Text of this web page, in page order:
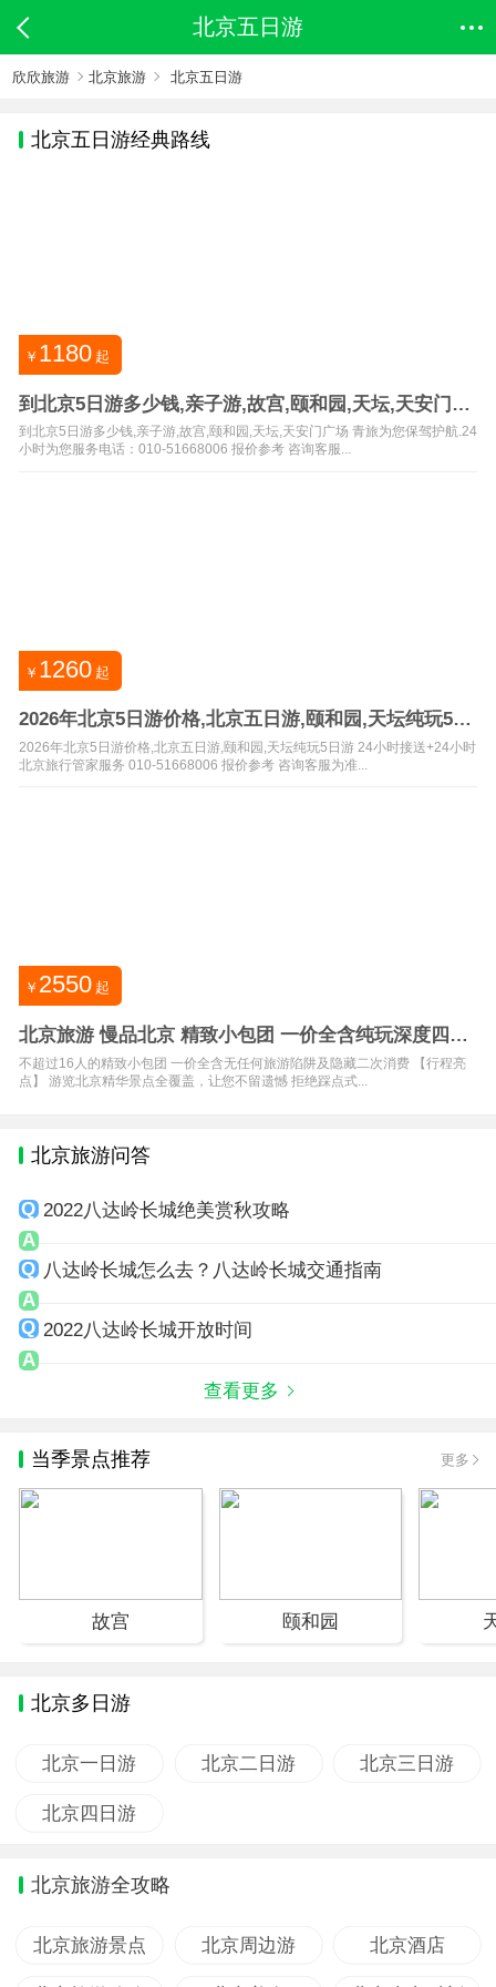
北京五日游
欣欣旅游 北京旅游 北京五日游
北京五日游经典路线
￥ 1180 起
到北京5日游多少钱,亲子游,故宫,颐和园,天坛,天安门广
场
到北京5日游多少钱,亲子游,故宫,颐和园,天坛,天安门广场 青旅为您保驾护航.24
小时为您服务电话：010-51668006 报价参考 咨询客服...
￥ 1260 起
2026年北京5日游价格,北京五日游,颐和园,天坛纯玩5日
游
2026年北京5日游价格,北京五日游,颐和园,天坛纯玩5日游 24小时接送+24小时
北京旅行管家服务 010-51668006 报价参考 咨询客服为准...
￥ 2550 起
北京旅游 慢品北京 精致小包团 一价全含纯玩深度四晚
五日游
不超过16人的精致小包团 一价全含无任何旅游陷阱及隐藏二次消费 【行程亮
点】 游览北京精华景点全覆盖，让您不留遗憾 拒绝踩点式...
北京旅游问答
2022八达岭长城绝美赏秋攻略
八达岭长城怎么去？八达岭长城交通指南
2022八达岭长城开放时间
查看更多
当季景点推荐 更多
故宫 颐和园
北京多日游
北京一日游 北京二日游 北京三日游
北京四日游
北京旅游全攻略
北京旅游景点 北京周边游 北京酒店